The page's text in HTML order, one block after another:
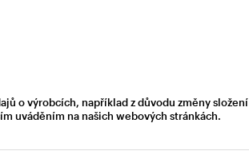
o výrobcích, například z důvodu změny složení
uváděním na našich webových stránkách.